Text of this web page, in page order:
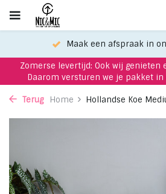
Maak een afspraak in
Zomerse levertijd: Ook wij genieten
Daarom versturen we je pakket in
Terug Home Hollandse Koe